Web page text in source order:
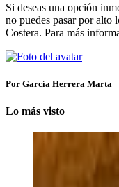
Si deseas una opción
no puedes pasar por alto
Costera. Para más
Por García Herrera Marta
Lo más visto